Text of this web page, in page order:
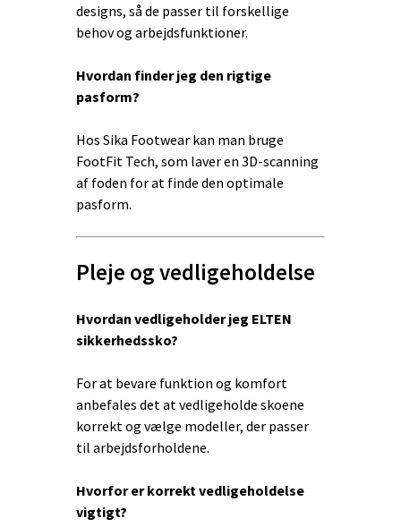
designs, så de passer til forskellige
behov og arbejdsfunktioner.
Hvordan finder jeg den rigtige
pasform?
Hos Sika Footwear kan man bruge
FootFit Tech, som laver en 3D-scanning
af foden for at finde den optimale
pasform.
Pleje og vedligeholdelse
Hvordan vedligeholder jeg ELTEN
sikkerhedssko?
For at bevare funktion og komfort
anbefales det at vedligeholde skoene
korrekt og vælge modeller, der passer
til arbejdsforholdene.
Hvorfor er korrekt vedligeholdelse
vigtigt?